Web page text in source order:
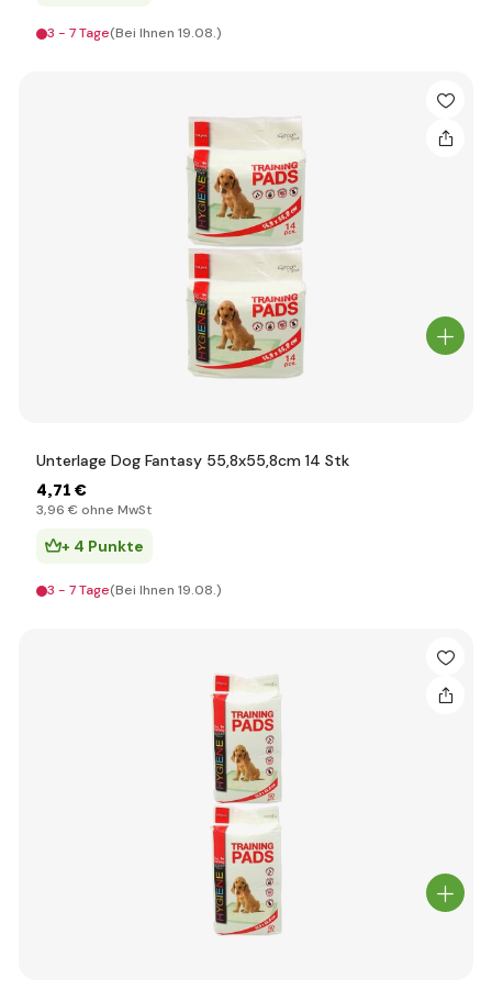
3 - 7 Tage(Bei Ihnen 19.08.)
Unterlage Dog Fantasy 55,8x55,8cm 14 Stk
4,71 €
3,96 € ohne MwSt
+ 4 Punkte
3 - 7 Tage(Bei Ihnen 19.08.)